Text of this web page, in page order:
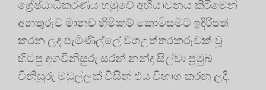
ශ්‍රේෂ්ඨාධිකරණය හමුවේ අභියාචනය කිරීමෙන්
අනතුරුව මානව හිමිකම් කොමිසමට ඉදිරිපත්
කරන ලද පැමිණිල්ලේ වගඋත්තරකරුවක් වූ
හිටපු අගවිනිසුරු සරන් නන්ද සිල්වා ප්‍රමුඛ
විනිසුරු මඬුල්ලක් විසින් එය විභාග කරන ලදී.